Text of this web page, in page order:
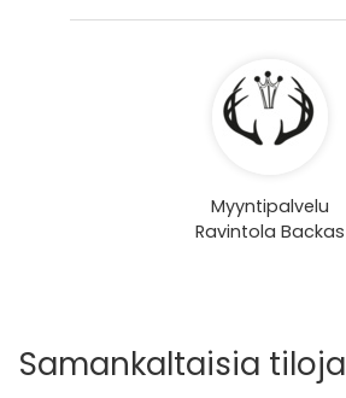
Myyntipalvelu
Ravintola Backas
Samankaltaisia tiloja